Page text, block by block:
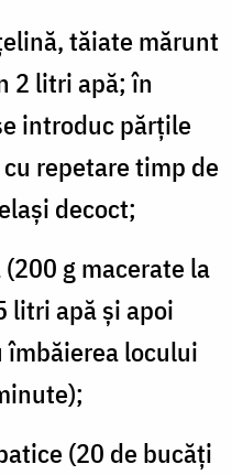
tăiate mărunt
2 litri apă; în
introduc părţile
repetare timp de
decoct;
g macerate la
litri apă şi apoi
locului
(20 de bucăţi